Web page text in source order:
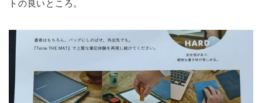
トの良いところ。